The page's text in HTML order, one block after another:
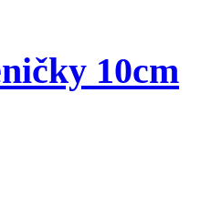
10cm